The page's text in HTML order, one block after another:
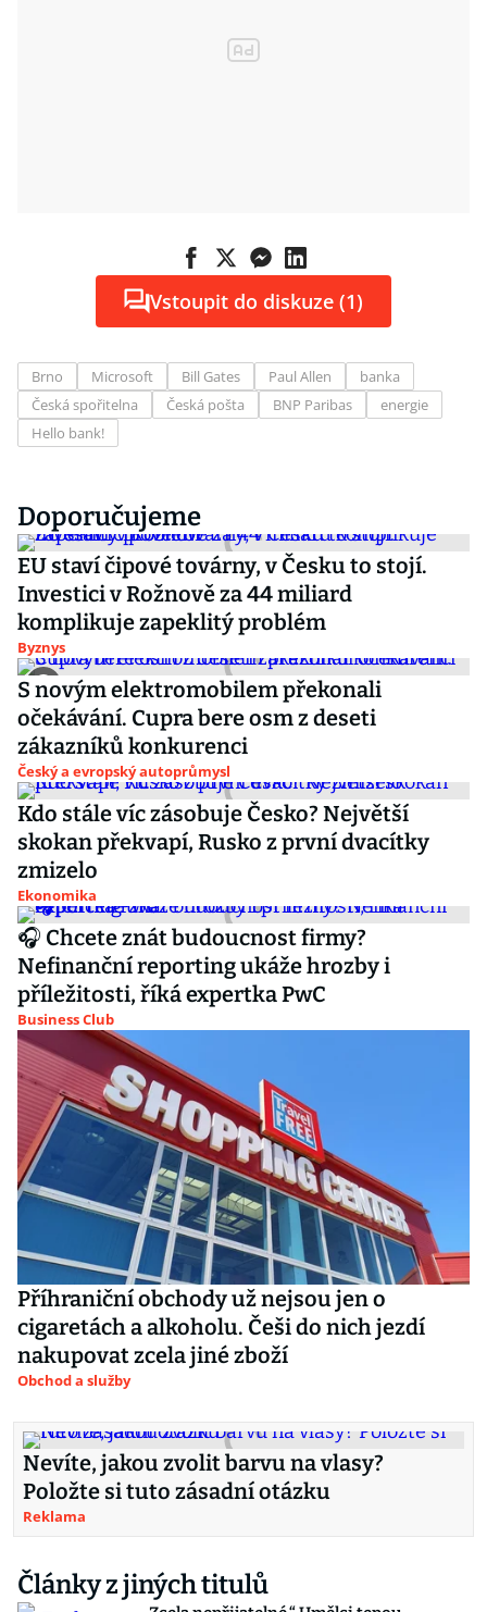
Vstoupit do diskuze (1)
Brno Microsoft Bill Gates Paul Allen
banka
Česká spořitelna
Česká pošta BNP Paribas
energie
Hello bank!
Doporučujeme
EU staví čipové továrny, v Česku to stojí.
Investici v Rožnově za 44 miliard
komplikuje zapeklitý problém
Byznys
S novým elektromobilem překonali
očekávání. Cupra bere osm z deseti
zákazníků konkurenci
Český a evropský autoprůmysl
Kdo stále víc zásobuje Česko? Největší
skokan překvapí, Rusko z první dvacítky
zmizelo
Ekonomika
🎧 Chcete znát budoucnost firmy?
Nefinanční reporting ukáže hrozby i
příležitosti, říká expertka PwC
Business Club
Příhraniční obchody už nejsou jen o
cigaretách a alkoholu. Češi do nich jezdí
nakupovat zcela jiné zboží
Obchod a služby
Nevíte, jakou zvolit barvu na vlasy?
Položte si tuto zásadní otázku
Reklama
Články z jiných titulů